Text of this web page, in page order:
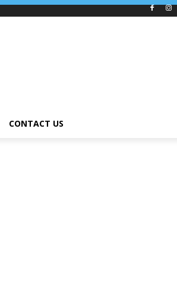
CONTACT US